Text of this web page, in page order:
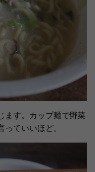
ます。カップ麺で野菜
ていいほど。